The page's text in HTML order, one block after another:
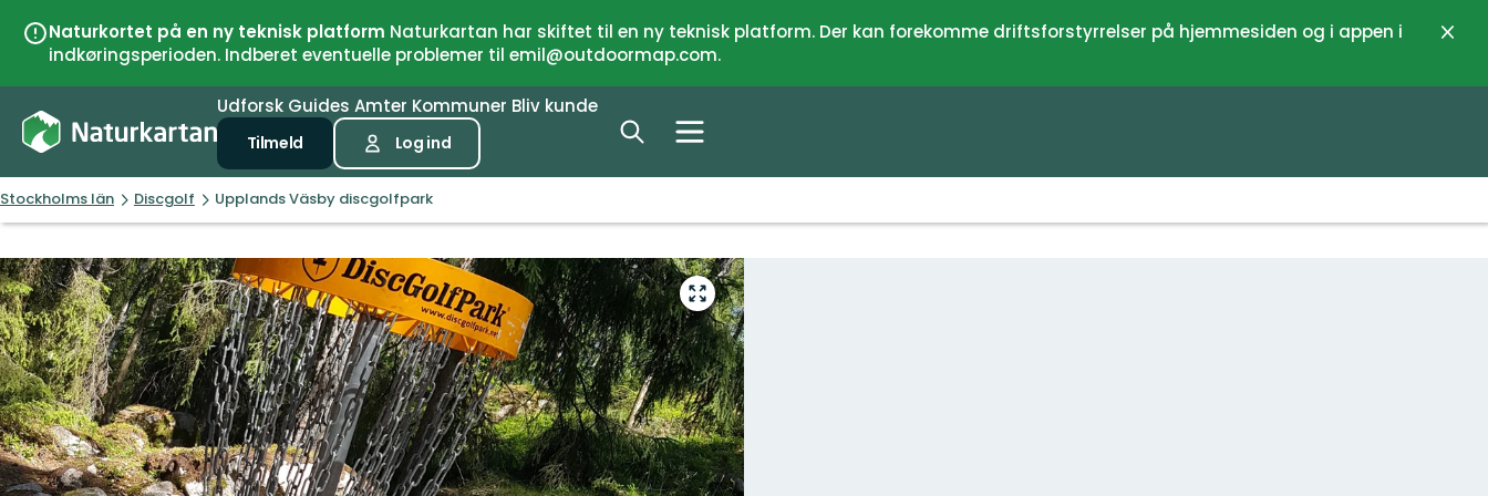
Naturkortet på en ny teknisk platform Naturkartan har skiftet til en ny teknisk platform. Der kan forekomme driftsforstyrrelser på hjemmesiden og i appen i
indkøringsperioden. Indberet eventuelle problemer til emil@outdoormap.com.
Luk
Udforsk Guides Amter Kommuner Bliv kunde
Tilmeld Log ind
Stockholms län Discgolf Upplands Väsby discgolfpark
Gå
til
fuld
skærm